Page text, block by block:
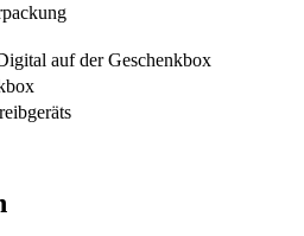
auf der Geschenkbox